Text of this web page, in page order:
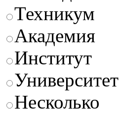
Техникум
Академия
Институт
Университет
Несколько